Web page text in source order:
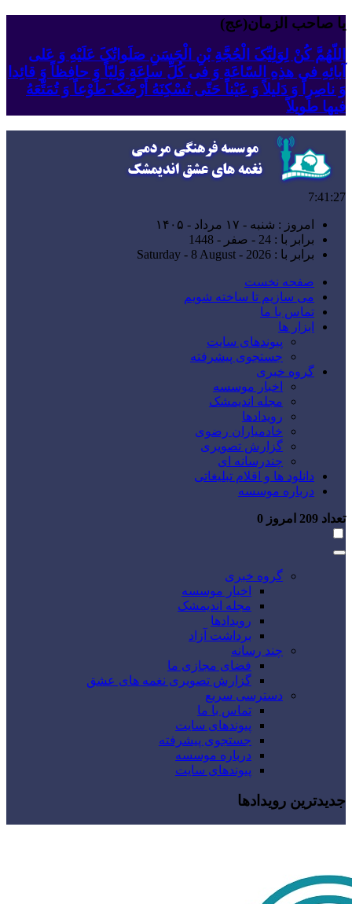
یا صاحب الزمان(عج)
اللّهُمَّ کُنْ لِوَلِیِّکَ الْحُجَّةِ بْنِ الْحَسَنِ صَلَواتُکَ عَلَیْهِ وَ عَلى
آبائِهِ فی هذِهِ السّاعَةِ وَ فی کُلِّ ساعَةٍ وَلِیّاً وَ حافِظاً وَ قائِدا
‏وَ ناصِراً وَ دَلیلاً وَ عَیْناً حَتّى تُسْکِنَهُ أَرْضَک َطَوْعاً وَ تُمَتِّعَهُ
فیها طَویلاً
7:41:28
امروز : شنبه - ۱۷ مرداد - ۱۴۰۵
برابر با : 24 - صفر - 1448
برابر با : Saturday - 8 August - 2026
صفحه نخست
می سازیم تا ساخته شویم
تماس با ما
ابزار ها
پیوندهای سایت
جستجوی پیشرفته
گروه خبری
اخبار موسسه
مجله اندیمشک
رویدادها
خادمیاران رضوی
گزارش تصویری
چندرسانه ای
دانلود ها و اقلام تبلیغاتی
درباره موسسه
تعداد امروز 0
گروه خبری
اخبار موسسه
مجله اندیمشک
رویدادها
برداشت آزاد
چند رسانه
فضای مجازی ما
گزارش تصویری نغمه های عشق
دسترسی سریع
تماس با ما
پیوندهای سایت
جستجوی پیشرفته
درباره موسسه
پیوندهای سایت
جدیدترین رویدادها